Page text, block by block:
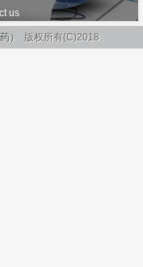
us
） 版权所有(C)2018